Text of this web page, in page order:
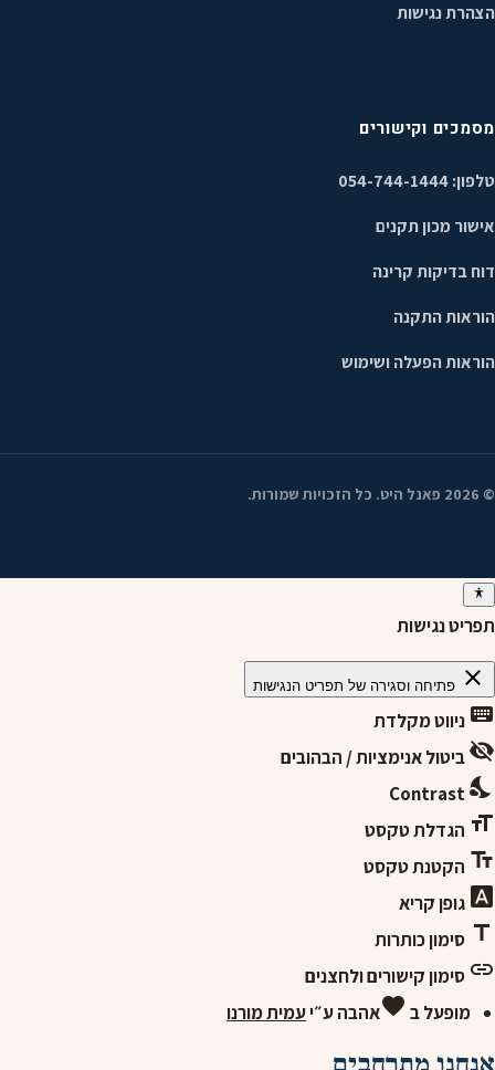
הצהרת נגישות
מסמכים וקישורים
טלפון: 054-744-1444
אישור מכון תקנים
דוח בדיקות קרינה
הוראות התקנה
הוראות הפעלה ושימוש
©
2026 פאנל היט. כל הזכויות שמורות.
תפריט נגישות
close פתיחה וסגירה של תפריט הנגישות
keyboard ניווט מקלדת
visibility_offביטול אנימציות / הבהובים
nights_stay
Contrast
format_size הגדלת טקסט
text_fields הקטנת טקסט
font_download גופן קריא
title סימון כותרות
link סימון קישורים ולחצנים
מופעל ב favoriteאהבהע״יעמית מורנו